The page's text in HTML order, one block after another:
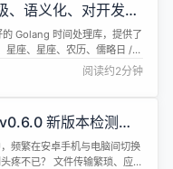
使用工具的同时进行批判性
语义化、对开发者
Golang 时间处理库，提供了
星座、星座、农历、儒略日 /
目前已捐赠给dromara开源组
最有价值项目（GVP）和
阅读约2分钟
新版本检测支
题修复
频繁在安卓手机与电脑间切换
疼不已？ 文件传输繁琐、应用